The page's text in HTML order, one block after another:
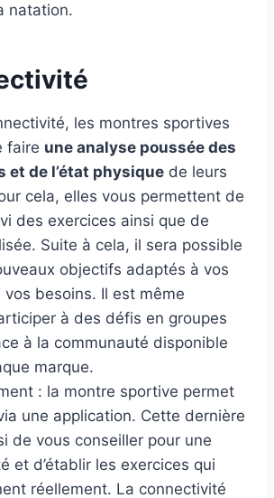
natation.
les montres sportives
faire une analyse poussée des
et de l’état physique de leurs
cela, elles vous permettent de
des exercices ainsi que de
Suite à cela, il sera possible
objectifs adaptés à vos
besoins. Il est même
à des défis en groupes
à la communauté disponible
marque.
: la montre sportive permet
une application. Cette dernière
de vous conseiller pour une
et d’établir les exercices qui
réellement. La connectivité